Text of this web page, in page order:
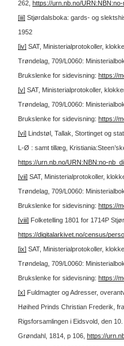
262, https://urn.nb.no/
[iii] Stjørdalsboka: gards- og
1952
[iv] SAT, Ministerialprotokoller,
Trøndelag, 709/L0060:
Brukslenke for sidevisning: https://
[v] SAT, Ministerialprotokoller,
Trøndelag, 709/L0060:
Brukslenke for sidevisning: https://
[vi] Lindstøl, Tallak, Stortinget og
L-Ø : samt tillæg,
https://urn.nb.no/URN:NBN:no-
[vii] SAT, Ministerialprotokoller,
Trøndelag, 709/L0060:
Brukslenke for sidevisning: https://
[viii] Folketelling 1801 for 1714P
https://digitalarkivet.no/census/
[ix] SAT, Ministerialprotokoller,
Trøndelag, 709/L0060:
Brukslenke for sidevisning: https://
[x] Fuldmagter og Adresser,
Høihed Prinds Christian Frederik,
Rigsforsamlingen i Eidsvold, den
Grøndahl, 1814, p 106, https://